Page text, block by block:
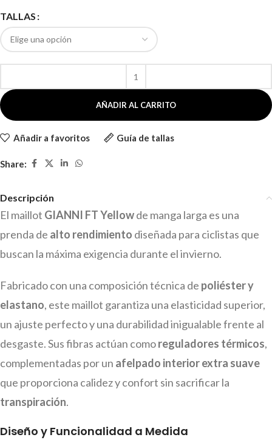
TALLAS
AÑADIR AL CARRITO
Añadir a favoritos Guía de tallas
Share:
Descripción
El maillot GIANNI FT Yellowde manga larga es una
prenda de alto rendimiento diseñada para ciclistas que
buscan la máxima exigencia durante el invierno.
Fabricado con una composición técnica de poliéster y
elastano, este maillot garantiza una elasticidad superior,
un ajuste perfecto y una durabilidad inigualable frente al
desgaste. Sus fibras actúan comoreguladores térmicos,
complementadas por un afelpado interior extra suave
que proporciona calidez y confort sin sacrificar la
transpiración.
Diseño y Funcionalidad a Medida